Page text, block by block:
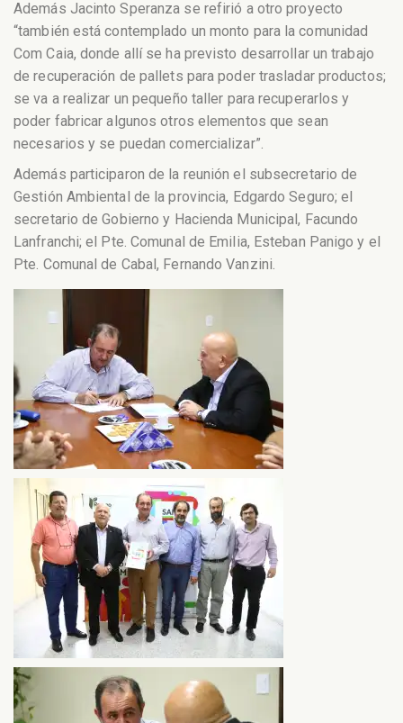
Además Jacinto Speranza se refirió a otro proyecto
“también está contemplado un monto para la comunidad
Com Caia, donde allí se ha previsto desarrollar un trabajo
de recuperación de pallets para poder trasladar productos;
se va a realizar un pequeño taller para recuperarlos y
poder fabricar algunos otros elementos que sean
necesarios y se puedan comercializar”.
Además participaron de la reunión el subsecretario de
Gestión Ambiental de la provincia, Edgardo Seguro; el
secretario de Gobierno y Hacienda Municipal, Facundo
Lanfranchi; el Pte. Comunal de Emilia, Esteban Panigo y el
Pte. Comunal de Cabal, Fernando Vanzini.